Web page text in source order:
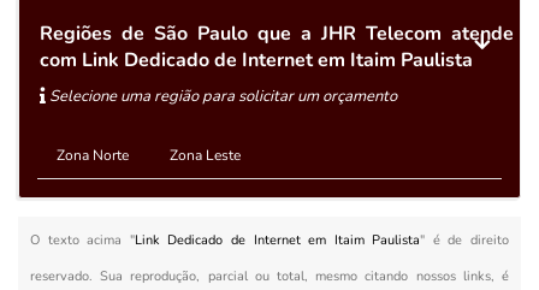
Regiões de São Paulo que a JHR Telecom atende
com Link Dedicado de Internet em Itaim Paulista
Selecione uma região para solicitar um orçamento
Zona Norte Zona Leste
O texto acima "Link Dedicado de Internet em Itaim Paulista" é de direito
reservado. Sua reprodução, parcial ou total, mesmo citando nossos links, é